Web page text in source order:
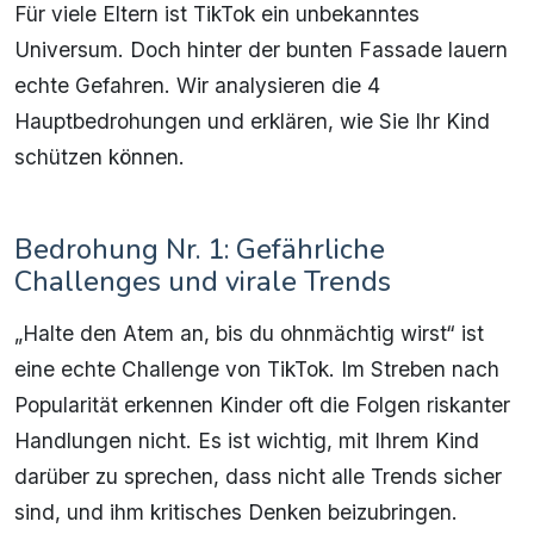
Für viele Eltern ist TikTok ein unbekanntes
Universum. Doch hinter der bunten Fassade lauern
echte Gefahren. Wir analysieren die 4
Hauptbedrohungen und erklären, wie Sie Ihr Kind
schützen können.
Bedrohung Nr. 1: Gefährliche
Challenges und virale Trends
„Halte den Atem an, bis du ohnmächtig wirst“ ist
eine echte Challenge von TikTok. Im Streben nach
Popularität erkennen Kinder oft die Folgen riskanter
Handlungen nicht. Es ist wichtig, mit Ihrem Kind
darüber zu sprechen, dass nicht alle Trends sicher
sind, und ihm kritisches Denken beizubringen.